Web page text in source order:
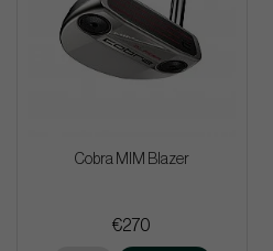
Cobra MIM Blazer
€270